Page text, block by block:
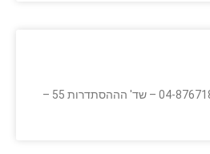
אורטופדים בקריות – 04-8767180 – שד' הההסתדרות 55 –